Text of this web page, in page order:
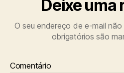
Deixe uma
O seu endereço de e-mail não
obrigatórios são
Comentário